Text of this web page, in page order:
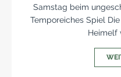
Samstag beim
Temporeiches Spiel
Heimelf